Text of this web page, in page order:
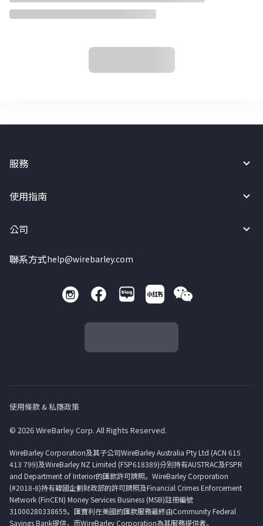
服務
使用指南
公司
聯系方式help@wirebarley.com
使用條款 & 私隱政策
© 2026 WireBarley Corp. All Rights Reserved.
WireBarley Corporation及其子公司WireBarley Australia Pty Ltd (ACN 615
413 799)及WireBarley NZ Limited (FSP618389)分別持有AUSTRAC及FSPR
and Department of Interior的匯款許可牌照。WireBarley Corporation
(#2018-8)持有韓國企劃財政部的許可牌照及Financial Crimes Enforcement
Network (FinCEN) Money Services Business (MSB)註冊編號
31000280338659。匯寶利在美國的匯款服務最終由Community Federal
Savings Bank提供，而WireBarley Corporation為其服務提供者。